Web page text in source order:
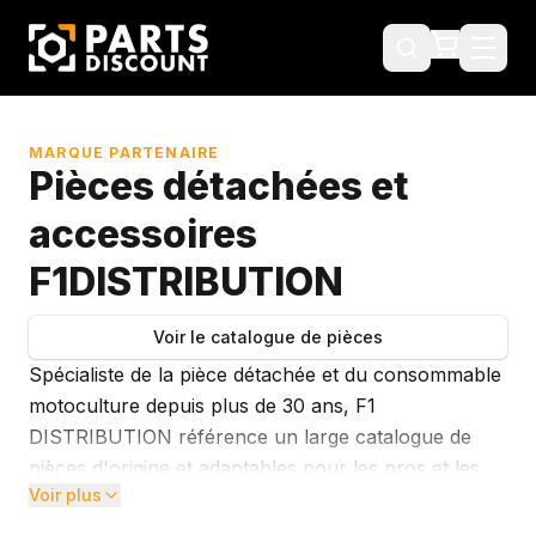
MARQUE PARTENAIRE
Pièces détachées et
accessoires
F1DISTRIBUTION
Voir le catalogue de pièces
Spécialiste de la pièce détachée et du consommable
motoculture depuis plus de 30 ans, F1
DISTRIBUTION référence un large catalogue de
pièces d'origine et adaptables pour les pros et les
revendeurs. Pièces moteur thermiques et
Voir plus